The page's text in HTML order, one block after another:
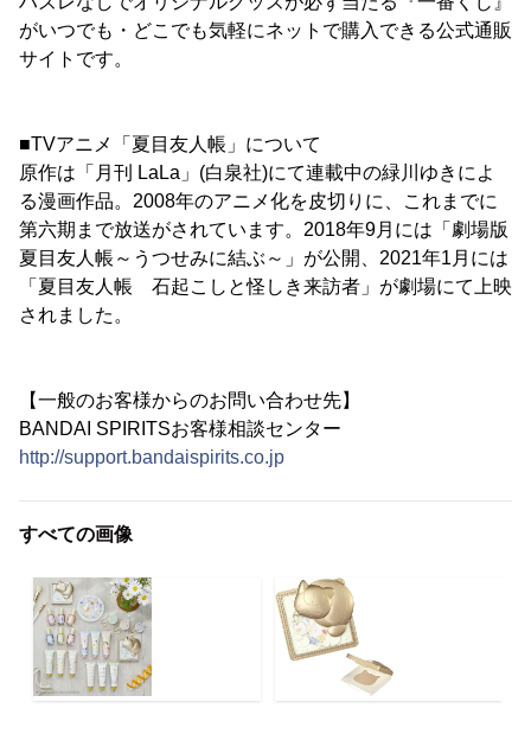
がいつでも・どこでも気軽にネットで購入できる公式通販
サイトです。
■TVアニメ「夏目友人帳」について
原作は「月刊 LaLa」(白泉社)にて連載中の緑川ゆきによ
る漫画作品。2008年のアニメ化を皮切りに、これまでに
第六期まで放送がされています。2018年9月には「劇場版
夏目友人帳～うつせみに結ぶ～」が公開、2021年1月には
「夏目友人帳 石起こしと怪しき来訪者」が劇場にて上映
されました。
【一般のお客様からのお問い合わせ先】
BANDAI SPIRITSお客様相談センター
http://support.bandaispirits.co.jp
すべての画像